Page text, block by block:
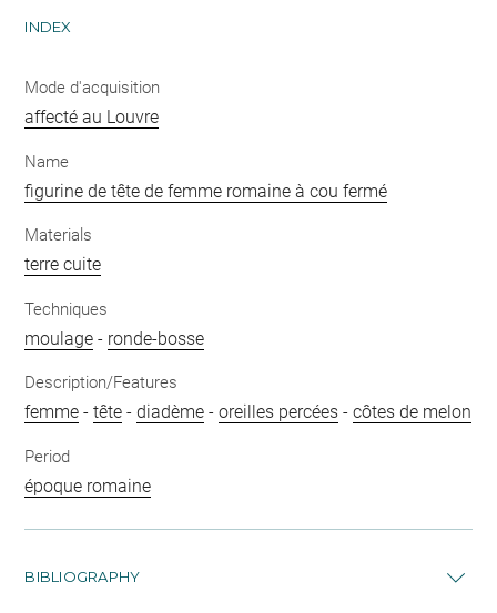
INDEX
Mode d'acquisition
affecté au Louvre
Name
figurine de tête de femme romaine à cou fermé
Materials
terre cuite
Techniques
moulage - ronde-bosse
Description/Features
femme -tête -diadème -oreilles percées -côtes de melon
Period
époque romaine
BIBLIOGRAPHY